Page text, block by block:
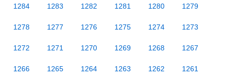
1284 1283 1282 1281 1280 1279
1278 1277 1276 1275 1274 1273
1272 1271 1270 1269 1268 1267
1266 1265 1264 1263 1262 1261